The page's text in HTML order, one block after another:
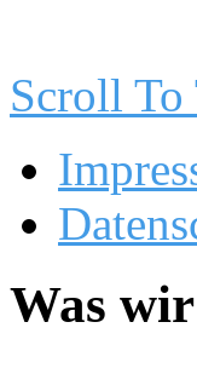
Scroll To
Was